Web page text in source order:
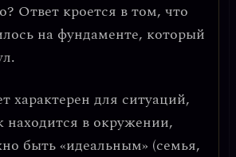
Ответ кроется в том, что
на фундаменте, который
.
характерен для ситуаций,
находится в окружении,
быть «идеальным» (семья,